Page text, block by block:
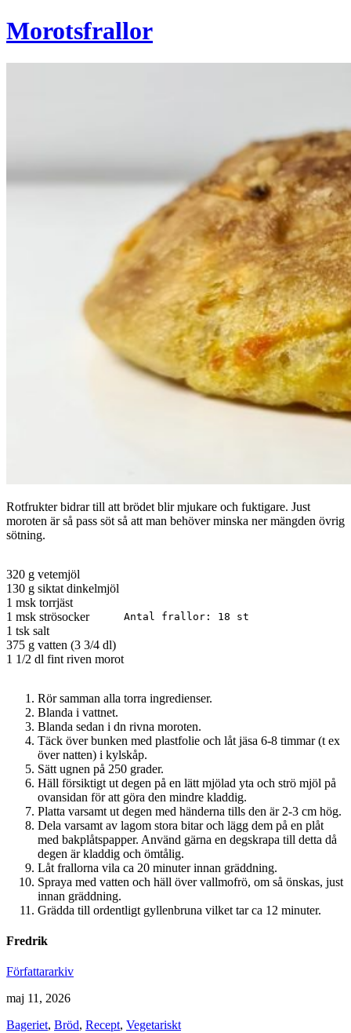
Morotsfrallor
Rotfrukter bidrar till att brödet blir mjukare och fuktigare. Just
moroten är så pass söt så att man behöver minska ner mängden övrig
sötning.
320 g vetemjöl
130 g siktat dinkelmjöl
1 msk torrjäst
1 msk strösocker
1 tsk salt
375 g vatten (3 3/4 dl)
1 1/2 dl fint riven morot
Antal frallor: 18 st
Rör samman alla torra ingredienser.
Blanda i vattnet.
Blanda sedan i dn rivna moroten.
Täck över bunken med plastfolie och låt jäsa 6-8 timmar (t ex
över natten) i kylskåp.
Sätt ugnen på 250 grader.
Häll försiktigt ut degen på en lätt mjölad yta och strö mjöl på
ovansidan för att göra den mindre kladdig.
Platta varsamt ut degen med händerna tills den är 2-3 cm hög.
Dela varsamt av lagom stora bitar och lägg dem på en plåt
med bakplåtspapper. Använd gärna en degskrapa till detta då
degen är kladdig och ömtålig.
Låt frallorna vila ca 20 minuter innan gräddning.
Spraya med vatten och häll över vallmofrö, om så önskas, just
innan gräddning.
Grädda till ordentligt gyllenbruna vilket tar ca 12 minuter.
Fredrik
Författararkiv
maj 11, 2026
Bageriet, Bröd, Recept, Vegetariskt